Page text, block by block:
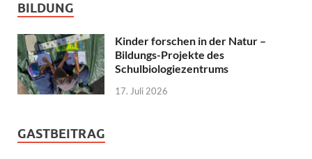
BILDUNG
Kinder forschen in der Natur –
Bildungs-Projekte des
Schulbiologiezentrums
17. Juli 2026
GASTBEITRAG